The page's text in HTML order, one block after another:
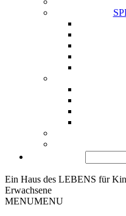
Ein Haus des LEBENS für
Erwachsene
MENUMENU